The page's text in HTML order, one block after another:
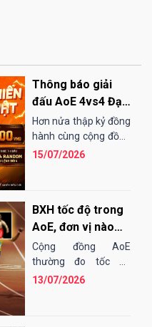
Thông báo giải
đấu AoE 4vs4 Đại
Chiến Sinh Nhật
EGOPLAY
Hơn nửa thập kỷ đồng
hành cùng cộng đồng
AoE Việt Nam,
15/07/2026
BXH tốc độ trong
AoE, đơn vị nào
"chạy" nhanh
nhất?
Cộng đồng AoE
thường đo tốc độ
chạy của các đơn vị
13/07/2026